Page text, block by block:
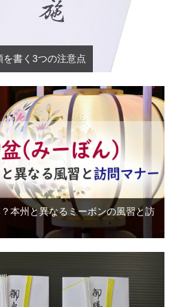
書く3つの注意点
本州と異なるミーボンの風習と訪